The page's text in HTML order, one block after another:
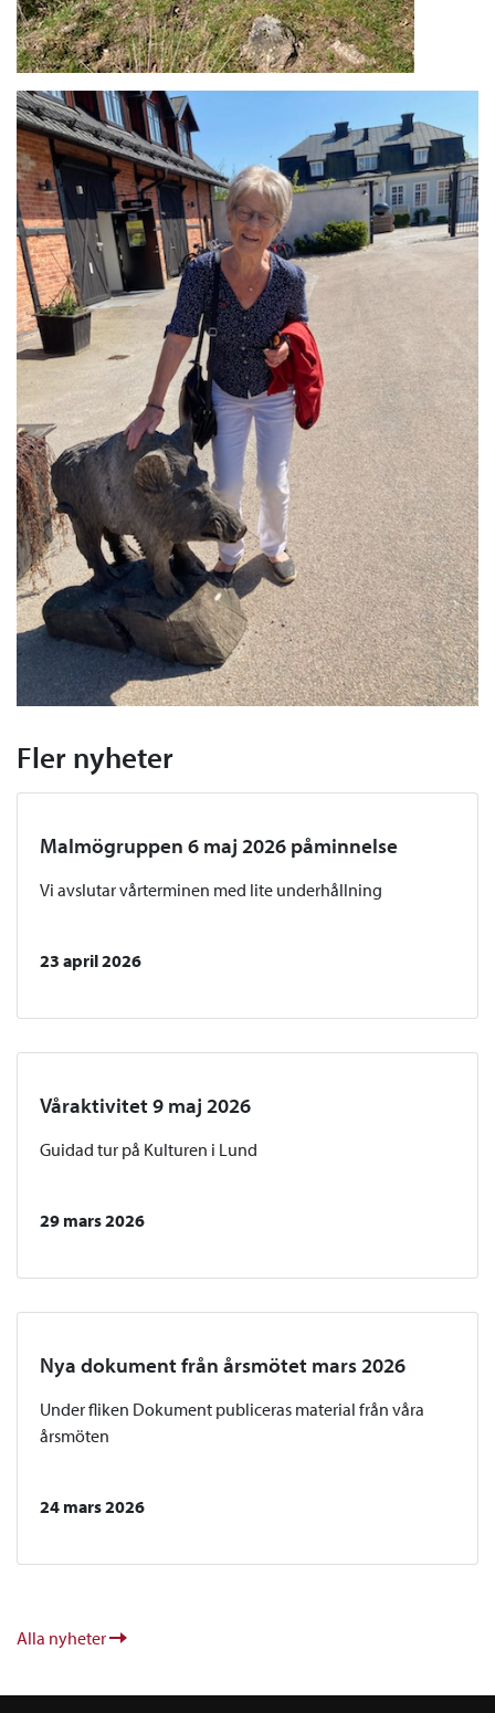
Fler nyheter
Malmögruppen 6 maj 2026 påminnelse
Vi avslutar vårterminen med lite underhållning
23 april 2026
Våraktivitet 9 maj 2026
Guidad tur på Kulturen i Lund
29 mars 2026
Nya dokument från årsmötet mars 2026
Under fliken Dokument publiceras material från våra
årsmöten
24 mars 2026
Alla nyheter